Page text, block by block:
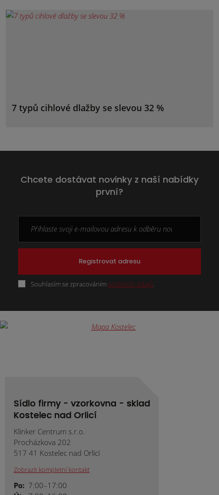
7 typů cihlové dlažby se slevou 32 %
Chcete dostávat novinky z naší nabídky
první?
Registrovat adresu
Souhlasím se zpracováním osobních údajů.
Sídlo firmy - vzorkovna - sklad
Kostelec nad Orlicí
Klinker Centrum s.r.o.
Procházkova 202
517 41 Kostelec nad Orlicí
Zobrazit kompletní kontakt
Po: 7:00–17:00